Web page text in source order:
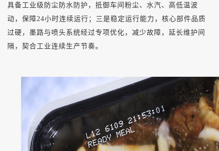
具备工业级防尘防水防护，抵御车间粉尘、水汽、高低温波
动，保障24小时连续运行；三是稳定运行能力，核心部件品质
过硬，墨路与喷头系统经过专项优化，减少故障，延长维护间
隔，契合工业连续生产节奏。